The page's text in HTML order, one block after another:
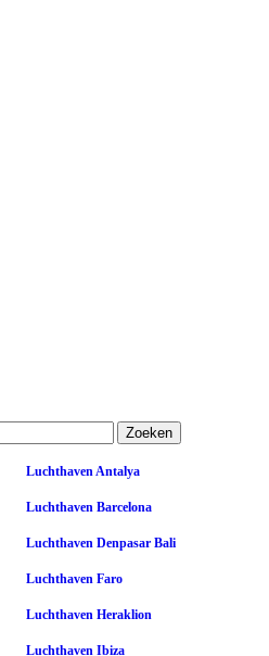
Luchthaven Antalya
Luchthaven Barcelona
Luchthaven Denpasar Bali
Luchthaven Faro
Luchthaven Heraklion
Luchthaven Ibiza